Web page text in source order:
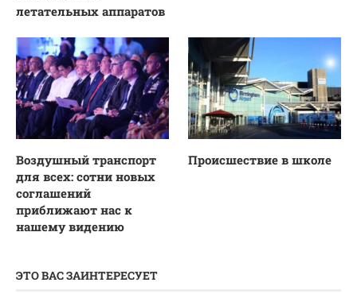
летательных аппаратов
Воздушный транспорт
для всех: сотни новых
соглашений
приближают нас к
нашему видению
Происшествие в школе
ЭТО ВАС ЗАИНТЕРЕСУЕТ